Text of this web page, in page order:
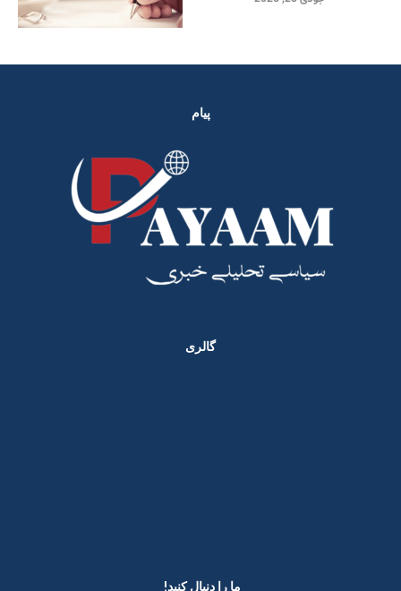
پیام
گالری
ما را دنبال کنید! ​